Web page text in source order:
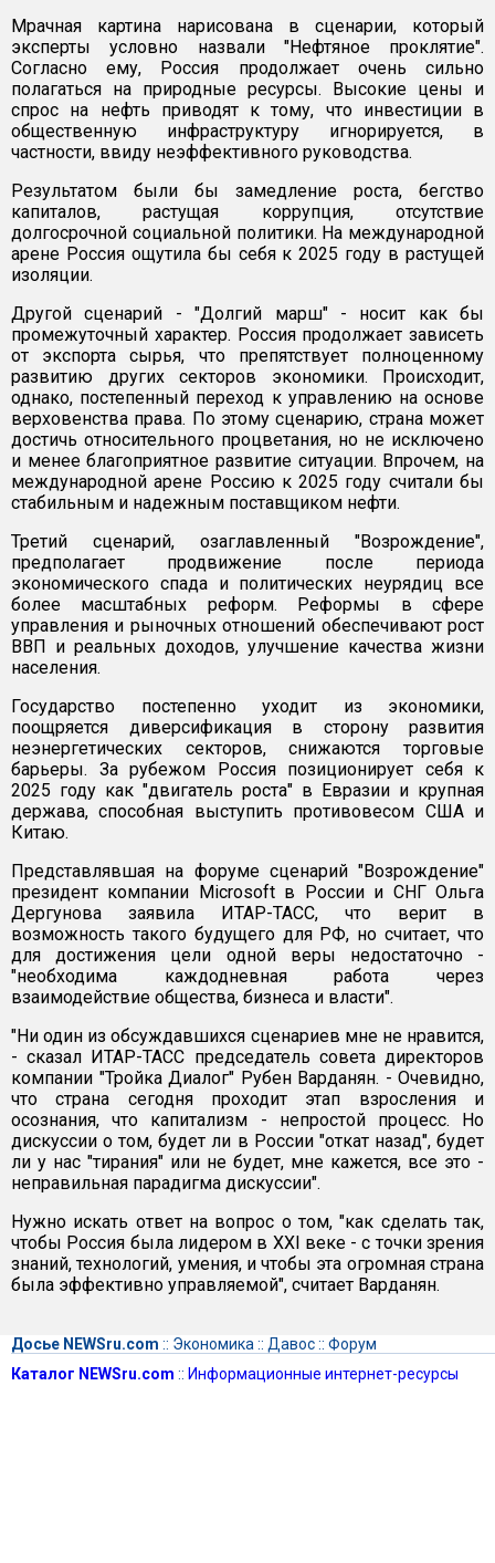
Мрачная картина нарисована в сценарии, который
эксперты условно назвали "Нефтяное проклятие".
Согласно ему, Россия продолжает очень сильно
полагаться на природные ресурсы. Высокие цены и
спрос на нефть приводят к тому, что инвестиции в
общественную инфраструктуру игнорируется, в
частности, ввиду неэффективного руководства.
Результатом были бы замедление роста, бегство
капиталов, растущая коррупция, отсутствие
долгосрочной социальной политики. На международной
арене Россия ощутила бы себя к 2025 году в растущей
изоляции.
Другой сценарий - "Долгий марш" - носит как бы
промежуточный характер. Россия продолжает зависеть
от экспорта сырья, что препятствует полноценному
развитию других секторов экономики. Происходит,
однако, постепенный переход к управлению на основе
верховенства права. По этому сценарию, страна может
достичь относительного процветания, но не исключено
и менее благоприятное развитие ситуации. Впрочем, на
международной арене Россию к 2025 году считали бы
стабильным и надежным поставщиком нефти.
Третий сценарий, озаглавленный "Возрождение",
предполагает продвижение после периода
экономического спада и политических неурядиц все
более масштабных реформ. Реформы в сфере
управления и рыночных отношений обеспечивают рост
ВВП и реальных доходов, улучшение качества жизни
населения.
Государство постепенно уходит из экономики,
поощряется диверсификация в сторону развития
неэнергетических секторов, снижаются торговые
барьеры. За рубежом Россия позиционирует себя к
2025 году как "двигатель роста" в Евразии и крупная
держава, способная выступить противовесом США и
Китаю.
Представлявшая на форуме сценарий "Возрождение"
президент компании Microsoft в России и СНГ Ольга
Дергунова заявила ИТАР-ТАСС, что верит в
возможность такого будущего для РФ, но считает, что
для достижения цели одной веры недостаточно -
"необходима каждодневная работа через
взаимодействие общества, бизнеса и власти".
"Ни один из обсуждавшихся сценариев мне не нравится,
- сказал ИТАР-ТАСС председатель совета директоров
компании "Тройка Диалог" Рубен Варданян. - Очевидно,
что страна сегодня проходит этап взросления и
осознания, что капитализм - непростой процесс. Но
дискуссии о том, будет ли в России "откат назад", будет
ли у нас "тирания" или не будет, мне кажется, все это -
неправильная парадигма дискуссии".
Нужно искать ответ на вопрос о том, "как сделать так,
чтобы Россия была лидером в ХХI веке - с точки зрения
знаний, технологий, умения, и чтобы эта огромная страна
была эффективно управляемой", считает Варданян.
Досье NEWSru.com :: Экономика :: Давос:: Форум
Каталог NEWSru.com :: Информационные интернет-ресурсы